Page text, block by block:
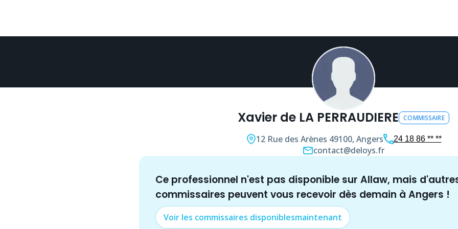
Xavier de LA PERRAUDIERE COMMISSAIRE
12 Rue des Arènes 49100, Angers 24 18 86 ** **
contact@deloys.fr
Ce professionnel n'est pas disponible sur Allaw, mais
commissaires peuvent vous recevoir dès demain à Angers !
Voir les commissaires disponiblesmaintenant